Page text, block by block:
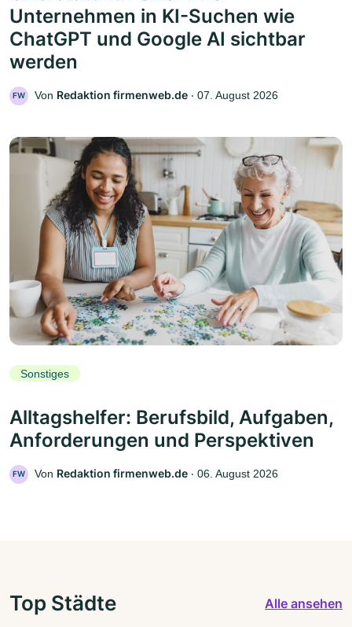
Unternehmen in KI-Suchen wie
ChatGPT und Google AI sichtbar
werden
FW Von Redaktion firmenweb.de ‧ 07. August 2026
Sonstiges
Alltagshelfer: Berufsbild, Aufgaben,
Anforderungen und Perspektiven
FW Von Redaktion firmenweb.de ‧ 06. August 2026
Top Städte Alle ansehen